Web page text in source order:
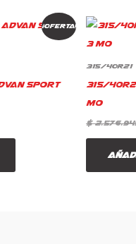
¡Oferta!
Sport
315/40R21
315/
Mo
$